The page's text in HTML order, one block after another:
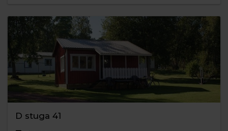
D stuga 41